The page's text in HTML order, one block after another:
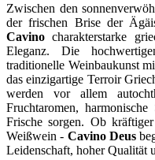
Zwischen den
der frischen Brise der
Cavino charakterstarke
Eleganz. Die
traditionelle Weinbaukunst
das einzigartige Terroir
werden vor allem
Fruchtaromen,
Frische sorgen. Ob
Weißwein - Cavino Deus
Leidenschaft, hoher Qualität